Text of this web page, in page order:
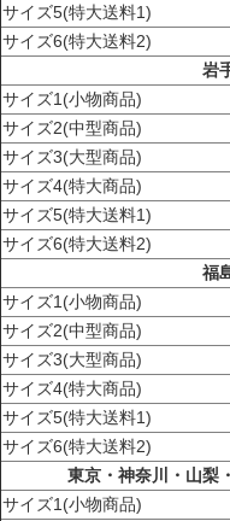
サイズ5(特大送料1)
サイズ6(特大送料2)
岩
サイズ1(小物商品)
サイズ2(中型商品)
サイズ3(大型商品)
サイズ4(特大商品)
サイズ5(特大送料1)
サイズ6(特大送料2)
福
サイズ1(小物商品)
サイズ2(中型商品)
サイズ3(大型商品)
サイズ4(特大商品)
サイズ5(特大送料1)
サイズ6(特大送料2)
東京・神奈川・山梨
サイズ1(小物商品)